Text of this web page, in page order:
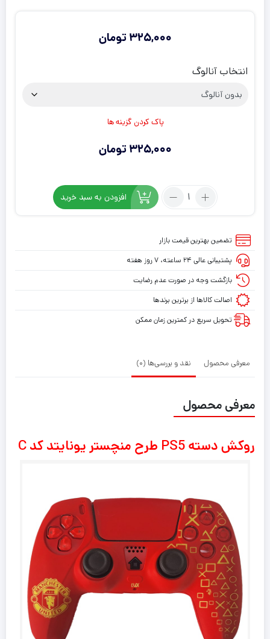
325,000 تومان
انتخاب آنالوگ
پاک کردن گزینه ها
325,000 تومان
تعداد:
PS5
منچستر
یونایتد
C
افزودن به سبد خرید
تضمین بهترین قیمت بازار
پشتیبانی عالی ۲۴ ساعته، ۷ روز هفته
بازگشت وجه در صورت عدم رضایت
اصالت کالاها از برترین برندها
تحویل سریع در کمترین زمان ممکن
معرفی محصول نقد و بررسی‌ها (0)
معرفی محصول
روکش دسته PS5 طرح منچستر یونایتد کد C